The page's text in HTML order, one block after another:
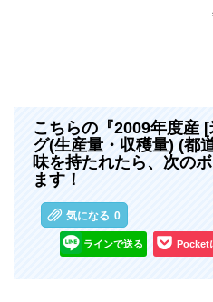
こちらの『2009年度産
グ(生産量・収穫量) (都
味を持たれたら、次の
ます！
気になる 0
ラインで送る Pocket